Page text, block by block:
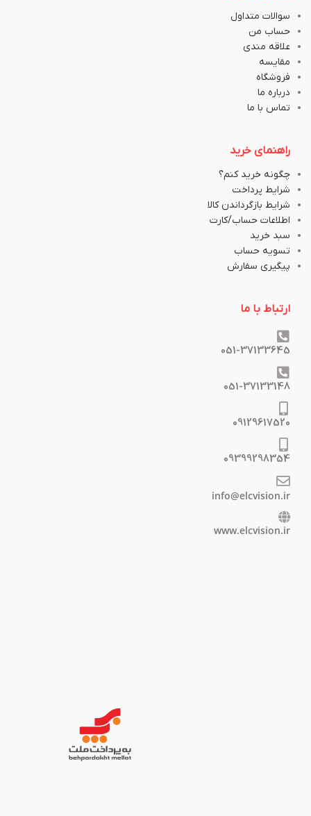
سوالات متداول
حساب من
علاقه مندی
مقایسه
فروشگاه
درباره ما
تماس با ما
راهنمای خرید
چگونه خرید کنم؟
شرایط پرداخت
شرایط بازگرداندن کالا
اطلاعات حساب/کارت
سبد خرید
تسویه حساب
پیگیری سفارش
ارتباط با ما
051-37133645
051-37133148
09129617520
09399298354
info@elcvision.ir
www.elcvision.ir